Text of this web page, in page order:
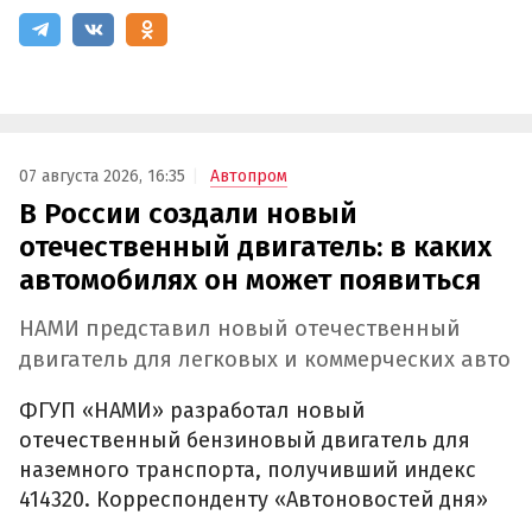
07 августа 2026, 16:35 Автопром
В России создали новый
отечественный двигатель: в каких
автомобилях он может появиться
НАМИ представил новый отечественный
двигатель для легковых и коммерческих авто
ФГУП «НАМИ» разработал новый
отечественный бензиновый двигатель для
наземного транспорта, получивший индекс
414320. Корреспонденту «Автоновостей дня»